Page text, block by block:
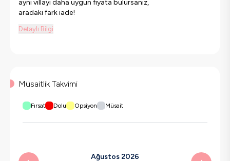
aynı villayı daha uygun fiyata bulursanız,
aradaki fark iade!
Detaylı Bilgi
Müsaitlik Takvimi
Fırsat Dolu Opsiyon Müsait
Ağustos 2026